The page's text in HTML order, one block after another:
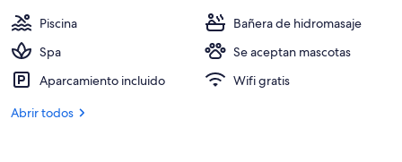
Jardín
Piscina
Bañera de hidromasaje
Spa
Se aceptan mascotas
Aparcamiento incluido
Wifi gratis
Abrir todos